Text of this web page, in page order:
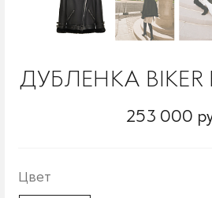
ДУБЛЕНКА BIKER
253 000
Цвет